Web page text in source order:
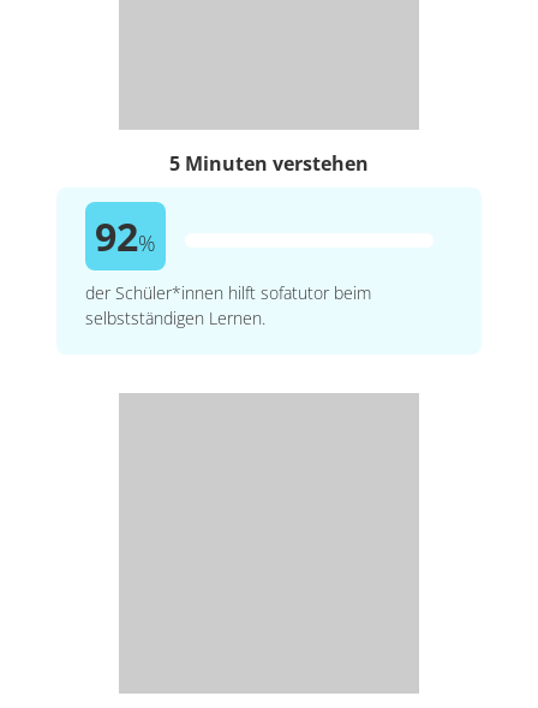
5 Minuten verstehen
92%
der Schüler*innen hilft sofatutor beim
selbstständigen Lernen.